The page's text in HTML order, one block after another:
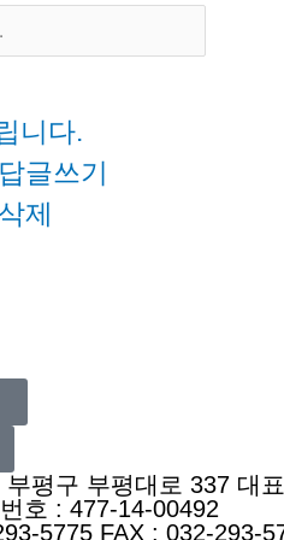
니다.
답글쓰기
제
부평구 부평대로 337 대
호 : 477-14-00492
5775 FAX : 032-293-